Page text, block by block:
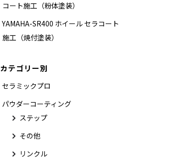
コート施工（粉体塗装）
YAMAHA-SR400 ホイール セラコート
施工（焼付塗装）
カテゴリー別
セラミックプロ
パウダーコーティング
ステップ
その他
リンクル